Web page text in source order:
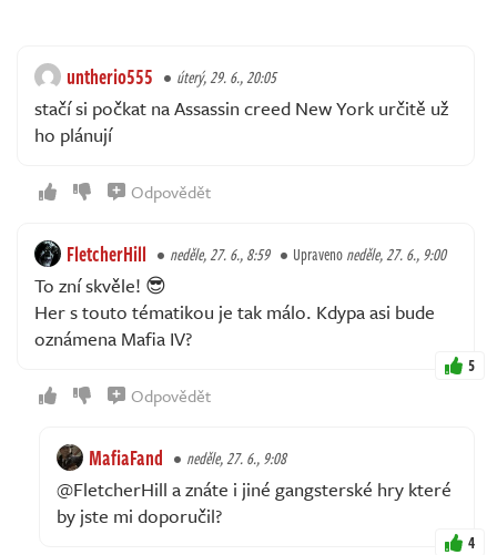
untherio555 úterý, 29. 6., 20:05
stačí si počkat na Assassin creed New York určitě už
ho plánují
Odpovědět
FletcherHill neděle, 27. 6., 8:59 Upravenoneděle, 27. 6., 9:00
To zní skvěle! 😎
Her s touto tématikou je tak málo. Kdypa asi bude
oznámena Mafia IV?
5
Odpovědět
MafiaFand neděle, 27. 6., 9:08
@FletcherHill a znáte i jiné gangsterské hry které
by jste mi doporučil?
4